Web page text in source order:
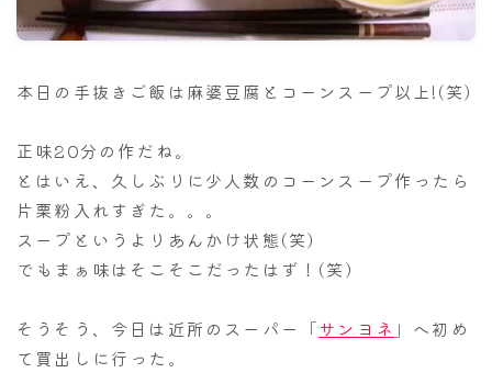
本日の手抜きご飯は麻婆豆腐とコーンスープ以上!(笑)
正味20分の作だね。
とはいえ、久しぶりに少人数のコーンスープ作ったら
片栗粉入れすぎた。。。
スープというよりあんかけ状態(笑)
でもまぁ味はそこそこだったはず！(笑)
そうそう、今日は近所のスーパー「サンヨネ 」へ初め
て買出しに行った。